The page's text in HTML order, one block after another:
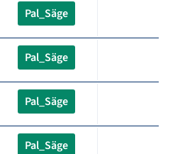
Pal_Säge
Pal_Säge
Pal_Säge
Pal_Säge